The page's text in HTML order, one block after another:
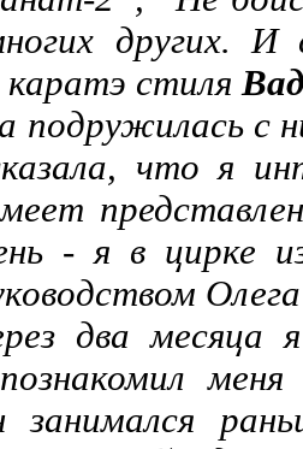
других. И
каратэ стиля
с
что я
- я в цирке
месяца я
занимался